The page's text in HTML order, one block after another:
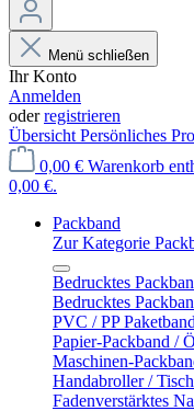
Menü schließen
Ihr Konto
Anmelden
oderregistrieren
Übersicht Persönliches
0,00 € Warenkorb
0,00 €.
Packband
Zur Kategorie
Bedrucktes
Bedrucktes
PVC / PP Paketband
Papier-Packband /
Maschinen-
Handabroller /
Fadenverstärktes